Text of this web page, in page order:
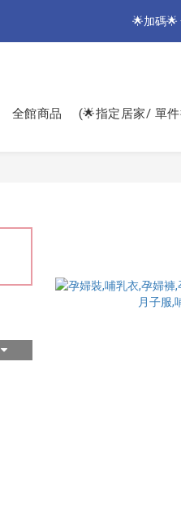
🌟
🌟加碼🌟
全館商品 (🌟指定居家/ 單